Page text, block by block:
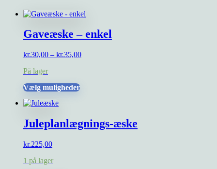
Gaveæske – enkel
kr.30,00 – kr.35,00Prisinterval:
På lager
Vælg mulighederDette
varianter.
Mulighederne
Juleplanlægnings-æske
kr.225,00
1 på lager